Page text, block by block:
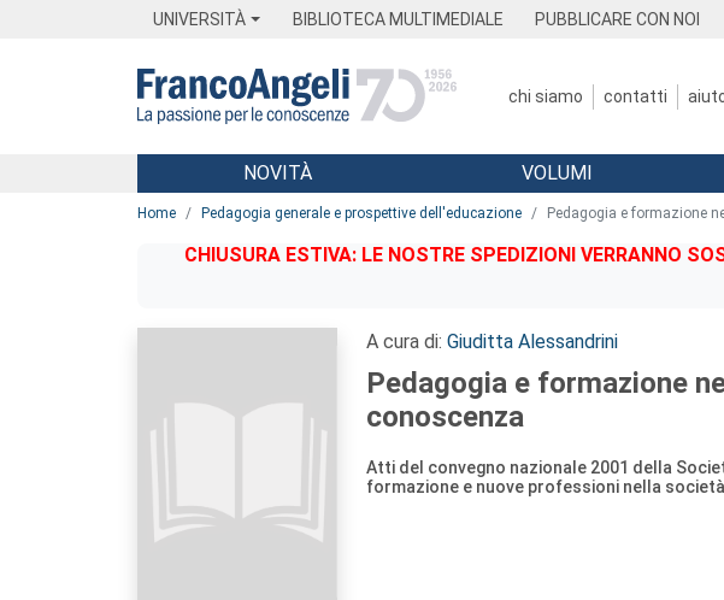
UNIVERSITÀ BIBLIOTECA MULTIMEDIALE PUBBLICARE CON NOI
chi siamo contatti
Menu
NOVITÀ VOLUMI
Home Pedagogia generale e prospettive dell'educazione Pedagogia e formazione
CHIUSURA ESTIVA: LE NOSTRE SPEDIZIONI VERRANNO
A cura di: Giuditta Alessandrini
Pedagogia e formazione
conoscenza
Atti del convegno nazionale 2001 della
formazione e nuove professioni nella